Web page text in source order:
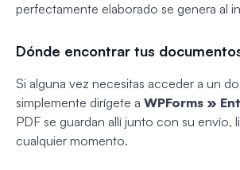
perfectamente elaborado se genera al
Dónde encontrar tus
Si alguna vez necesitas acceder a un
simplemente dirígete a WPForms »
PDF se guardan allí junto con su envío,
cualquier momento.